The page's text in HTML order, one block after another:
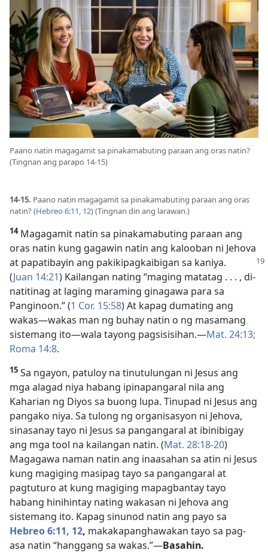
Paano natin magagamit sa pinakamabuting paraan ang oras natin?
(Tingnan ang parapo 14-15)
14-15. Paano natin magagamit sa pinakamabuting paraan ang oras
natin? (Hebreo 6:11, 12) (Tingnan din ang larawan.)
14Magagamit natin sa pinakamabuting paraan ang
oras natin kung gagawin natin ang kalooban ni Jehova
at papatibayin ang pakikipagkaibigan sa kaniya.
(Juan 14:21) Kailangan nating “maging matatag . . . , di-
natitinag at laging maraming ginagawa para sa
Panginoon.” (1 Cor. 15:58) At kapag dumating ang
wakas—wakas man ng buhay natin o ng masamang
sistemang ito—wala tayong pagsisisihan.—Mat. 24:13;
Roma 14:8.
15 Sa ngayon, patuloy na tinutulungan ni Jesus ang
mga alagad niya habang ipinapangaral nila ang
Kaharian ng Diyos sa buong lupa. Tinupad ni Jesus ang
pangako niya. Sa tulong ng organisasyon ni Jehova,
sinasanay tayo ni Jesus sa pangangaral at ibinibigay
ang mga tool na kailangan natin. (Mat. 28:18-20)
Magagawa naman natin ang inaasahan sa atin ni Jesus
kung magiging masipag tayo sa pangangaral at
pagtuturo at kung magiging mapagbantay tayo
habang hinihintay nating wakasan ni Jehova ang
sistemang ito. Kapag sinunod natin ang payo sa
Hebreo 6:11, 12, makakapanghawakan tayo sa pag-
asa natin “hanggang sa wakas.”​—Basahin.